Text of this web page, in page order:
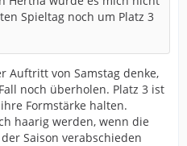
Spieltag noch um Platz 3
Auftritt von Samstag denke,
noch überholen. Platz 3 ist
Formstärke halten.
haarig werden, wenn die
Saison verabschieden